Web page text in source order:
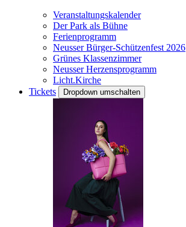
Veranstaltungskalender
Der Park als Bühne
Ferienprogramm
Neusser Bürger-Schützenfest 2026
Grünes Klassenzimmer
Neusser Herzensprogramm
Licht.Kirche
Tickets
Dropdown umschalten